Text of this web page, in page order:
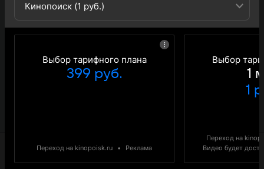
«Кино Mail» представляет вашему вниманию 12-ю
серию 2-го сезона сериала Корги по имени Моко
Домашние животные (Flying MOCO — Pet House): вы
можете ознакомиться с кратким содержанием 12-й
серии 2-ого сезона телесериала Корги по имени Моко
Домашние животные (Flying MOCO — Pet House) -
обратите внимание, что 12-я серия 2-го сезона сериала
Кинопоиск (1 руб.)
Выбор тарифного плана
399 руб.
Переход на kinopoisk.ru • Реклама
Выбор
1
1
Переход на
Видео будет